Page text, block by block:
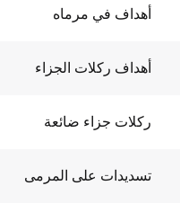
أهداف في مرماه
أهداف ركلات الجزاء
ركلات جزاء ضائعة
تسديدات على المرمى